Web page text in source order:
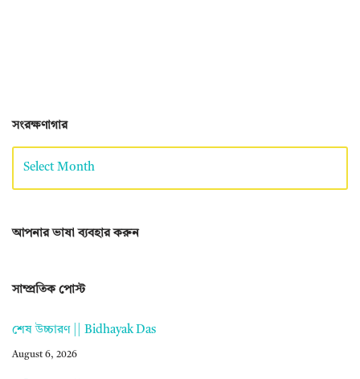
সংরক্ষণাগার
আপনার ভাষা ব্যবহার করুন
সাম্প্রতিক পোস্ট
শেষ উচ্চারণ || Bidhayak Das
August 6, 2026